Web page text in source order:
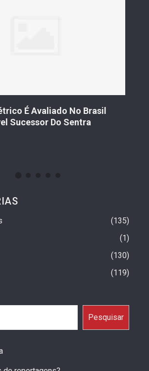
Celebra Um Ano No Brasil Com
Que Ultrapassam 25 Mil
135
1
130
119
Pesquisar